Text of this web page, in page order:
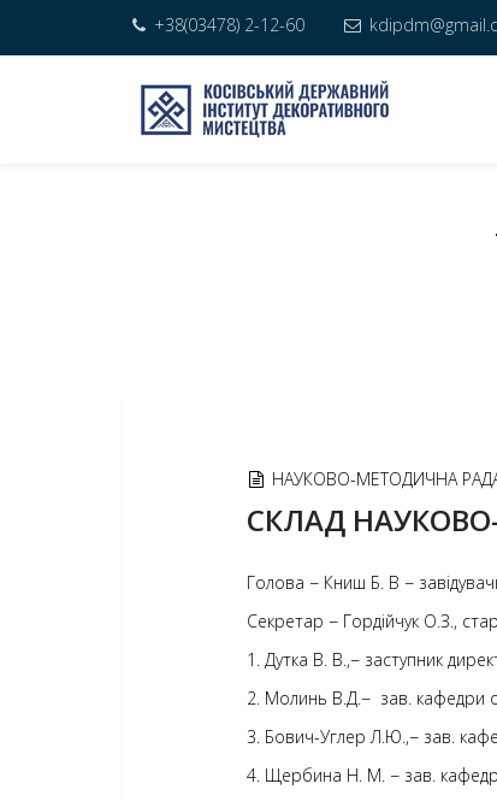
+38(03478) 2-12-60
НАУКОВО-МЕТОДИЧНА
СКЛАД
Голова − Книш Б. В −
Секретар − Гордійчук О.З.,
1. Дутка В. В.,− заступник
2. Молинь В.Д.− зав. кафедри
3. Бович-Углер Л.Ю.,− зав.
4. Щербина Н. М. − зав.